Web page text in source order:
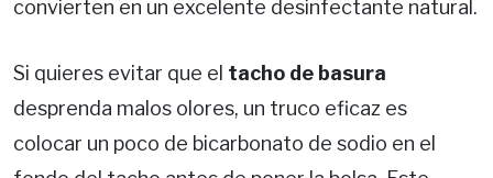
convierten en un excelente desinfectante natural.
Si quieres evitar que el tacho de basura
desprenda malos olores, un truco eficaz es
colocar un poco de bicarbonato de sodio en el